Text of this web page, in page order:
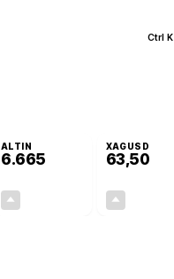
Ctrl K
ALTIN
6.665
XAGUSD
63,50